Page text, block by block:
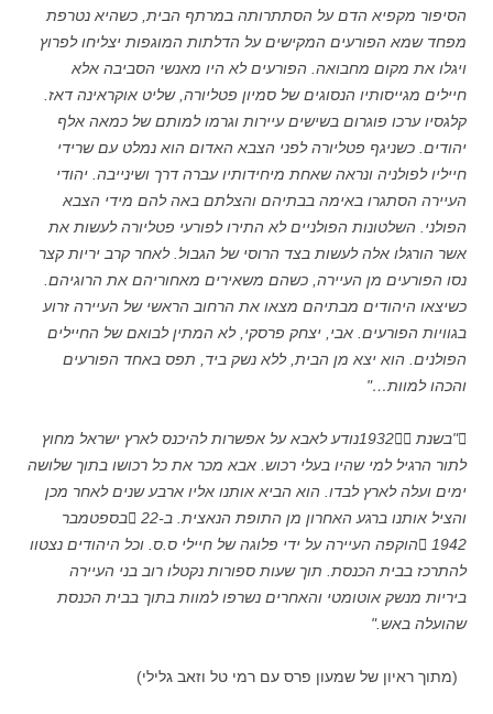
הסיפור מקפיא הדם על הסתתרותה במרתף הבית, כשהיא נטרפת
מפחד שמא הפורעים המקישים על הדלתות המוגפות יצליחו לפרוץ
ויגלו את מקום מחבואה. הפורעים לא היו מאנשי הסביבה אלא
חיילים מגייסותיו הנסוגים של סמיון פטליורה, שליט אוקראינה דאז.
קלגסיו ערכו פוגרום בשישים עיירות וגרמו למותם של כמאה אלף
יהודים. כשניגף פטליורה לפני הצבא האדום הוא נמלט עם שרידי
חייליו לפולניה ונראה שאחת מיחידותיו עברה דרך ושינייבה. יהודי
העיירה הסתגרו באימה בבתיהם והצלתם באה להם מידי הצבא
הפולני. השלטונות הפולניים לא התירו לפורעי פטליורה לעשות את
אשר הורגלו אלה לעשות בצד הרוסי של הגבול. לאחר קרב יריות קצר
נסו הפורעים מן העיירה, כשהם משאירים מאחוריהם את הרוגיהם.
כשיצאו היהודים מבתיהם מצאו את הרחוב הראשי של העיירה זרוע
בגוויות הפורעים. אבי, יצחק פרסקי, לא המתין לבואם של החיילים
הפולנים. הוא יצא מן הבית, ללא נשק ביד, תפס באחד הפורעים
והכהו למוות…"
"בשנת 1932נודע לאבא על אפשרות להיכנס לארץ ישראל מחוץ
לתור הרגיל למי שהיו בעלי רכוש. אבא מכר את כל רכושו בתוך שלושה
ימים ועלה לארץ לבדו. הוא הביא אותנו אליו ארבע שנים לאחר מכן
והציל אותנו ברגע האחרון מן התופת הנאצית. ב-22 בספטמבר
1942 הוקפה העיירה על ידי פלוגה של חיילי ס.ס. וכל היהודים נצטוו
להתרכז בבית הכנסת. תוך שעות ספורות נקטלו רוב בני העיירה
ביריות מנשק אוטומטי והאחרים נשרפו למוות בתוך בבית הכנסת
שהועלה באש."
(מתוך ראיון של שמעון פרס עם רמי טל וזאב גלילי)